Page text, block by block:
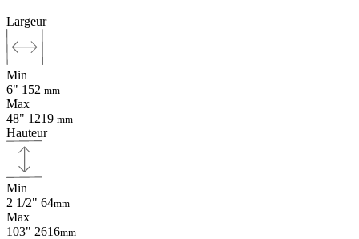
Largeur
Min
6" 152 mm
Max
48" 1219 mm
Hauteur
Min
2 1/2" 64mm
Max
103" 2616mm